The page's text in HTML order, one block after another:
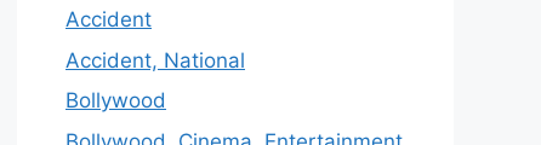
Accident
Accident, National
Bollywood